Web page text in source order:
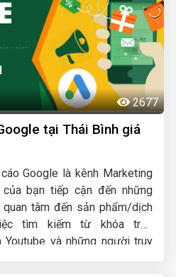
2677
tại Thái Bình giá
Google là kênh Marketing
bạn tiếp cận đến những
tâm đến sản phẩm/dịch
tìm kiếm từ khóa trên
và những người truy